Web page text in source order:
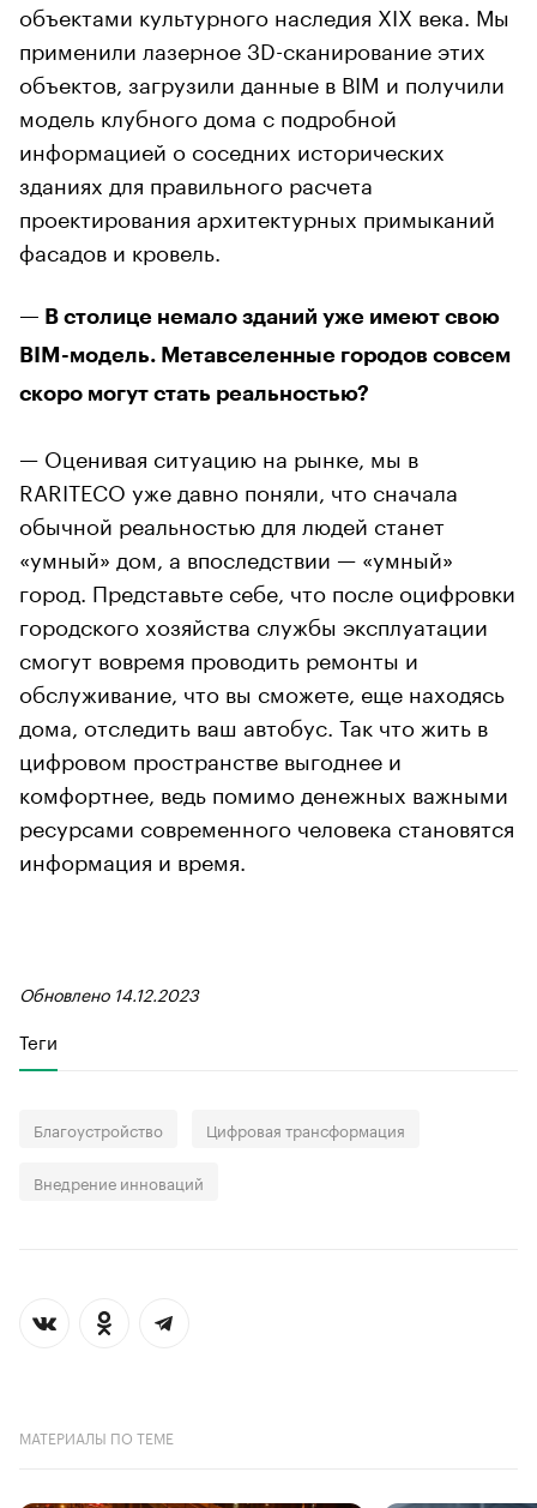
объектами культурного наследия XIX века. Мы
применили лазерное 3D-сканирование этих
объектов, загрузили данные в BIM и получили
модель клубного дома с подробной
информацией о соседних исторических
зданиях для правильного расчета
проектирования архитектурных примыканий
фасадов и кровель.
— В столице немало зданий уже имеют свою
BIM-модель. Метавселенные городов совсем
скоро могут стать реальностью?
— Оценивая ситуацию на рынке, мы в
RARITECO уже давно поняли, что сначала
обычной реальностью для людей станет
«умный» дом, а впоследствии — «умный»
город. Представьте себе, что после оцифровки
городского хозяйства службы эксплуатации
смогут вовремя проводить ремонты и
обслуживание, что вы сможете, еще находясь
дома, отследить ваш автобус. Так что жить в
цифровом пространстве выгоднее и
комфортнее, ведь помимо денежных важными
ресурсами современного человека становятся
информация и время.
Обновлено 14.12.2023
Теги
Благоустройство Цифровая трансформация
Внедрение инноваций
МАТЕРИАЛЫ ПО ТЕМЕ